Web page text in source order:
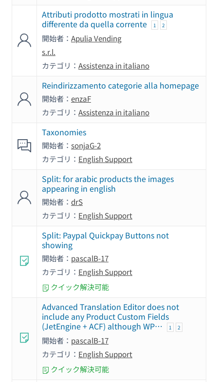
Attributi prodotto mostrati in lingua
differente da quella corrente
1 2
開始者： Apulia Vending
s.r.l.
カテゴリ： Assistenza in italiano
Reindirizzamento categorie alla homepage
開始者： enzaF
カテゴリ： Assistenza in italiano
Taxonomies
開始者： sonjaG-2
カテゴリ： English Support
Split: for arabic products the images
appearing in english
開始者： drS
カテゴリ： English Support
Split: Paypal Quickpay Buttons not
showing
開始者： pascalB-17
カテゴリ： English Support
クイック解決可能
Advanced Translation Editor does not
include any Product Custom Fields
(JetEngine + ACF) although WP…
1 2
開始者： pascalB-17
カテゴリ： English Support
クイック解決可能